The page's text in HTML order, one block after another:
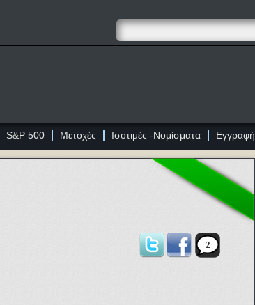
S&P 500 Μετοχές Ισοτιμές -Νομίσματα Εγγραφή
2